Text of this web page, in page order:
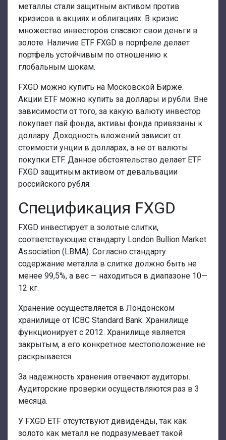
металлы стали защитным активом против
кризисов в акциях и облигациях. В кризис
множество инвесторов спасают свои деньги в
золоте. Наличие ETF FXGD в портфеле делает
портфель устойчивым по отношению к
глобальным шокам.
FXGD можно купить на Московской Бирже.
Акции ETF можно купить за доллары и рубли. Вне
зависимости от того, за какую валюту инвестор
покупает пай фонда, активы фонда привязаны к
доллару. Доходность вложений зависит от
стоимости унции в долларах, а не от валюты
покупки ETF. Данное обстоятельство делает ETF
FXGD защитным активом от девальвации
российского рубля.
Спецификация FXGD
FXGD инвестирует в золотые слитки,
соответствующие стандарту London Bullion Market
Association (LBMA). Согласно стандарту
содержание металла в слитке должно быть не
менее 99,5%, а вес — находиться в диапазоне 10—
12 кг.
Хранение осуществляется в Лондонском
хранилище от ICBC Standard Bank. Хранилище
функционирует с 2012. Хранилище является
закрытым, а его конкретное местоположение не
раскрывается.
За надежность хранения отвечают аудиторы.
Аудиторские проверки осуществляются раз в 3
месяца.
У FXGD ETF отсутствуют дивиденды, так как
золото как металл не подразумевает такой